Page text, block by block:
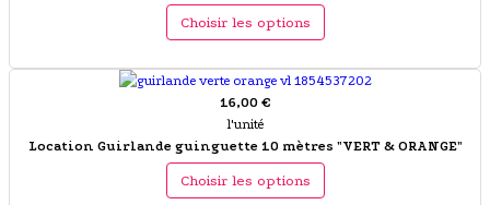
Choisir les options
16,00 €
l'unité
Location Guirlande guinguette 10 mètres "VERT & ORANGE"
Choisir les options